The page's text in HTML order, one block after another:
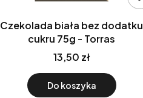
Czekolada biała bez dodatku
cukru 75g - Torras
13,50 zł
Do koszyka